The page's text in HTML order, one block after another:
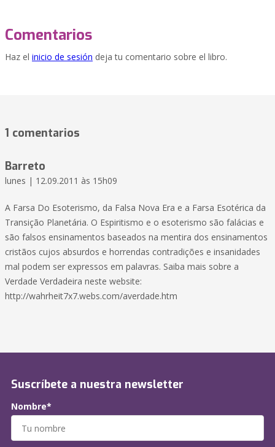
Comentarios
Haz el inicio de sesión deja tu comentario sobre el libro.
1 comentarios
Barreto
lunes | 12.09.2011 às 15h09
A Farsa Do Esoterismo, da Falsa Nova Era e a Farsa Esotérica da
Transição Planetária. O Espiritismo e o esoterismo são falácias e
são falsos ensinamentos baseados na mentira dos ensinamentos
cristãos cujos absurdos e horrendas contradições e insanidades
mal podem ser expressos em palavras. Saiba mais sobre a
Verdade Verdadeira neste website:
http://wahrheit7x7.webs.com/averdade.htm
Suscríbete a nuestra newsletter
Nombre*